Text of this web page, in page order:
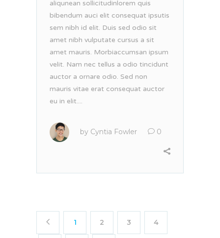
aliqunean sollicitudinlorem quis
bibendum auci elit consequat ipsutis
sem nibh id elit. Duis sed odio sit
amet nibh vulputate cursus a sit
amet mauris. Morbiaccumsan ipsum
velit. Nam nec tellus a odio tincidunt
auctor a ornare odio. Sed non
mauris vitae erat consequat auctor
eu in elit....
by Cyntia Fowler 0
1 2 3 4